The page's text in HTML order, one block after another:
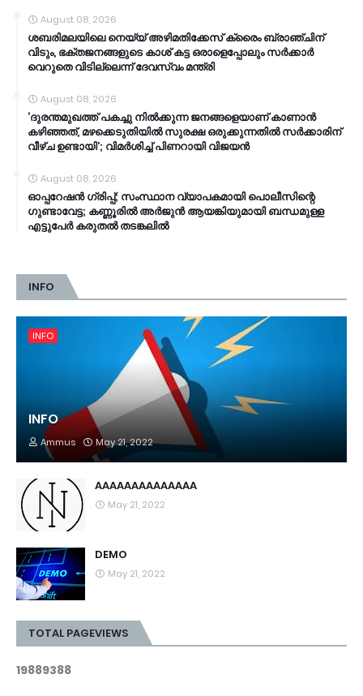
August 08, 2026
ശബരിമലയിലെ നെയ്യ് അഴിമതിക്കേസ് ക്രൈം ബ്രാഞ്ചിന്
വിടും, ഭക്തജനങ്ങളുടെ കാശ് കട്ട ഒരാളെപ്പോലും സർക്കാർ
വെറുതെ വിടില്ലെന്ന് ദേവസ്വം മന്ത്രി
August 08, 2026
‘ദുരന്തമുഖത്ത് പകച്ചു നിൽക്കുന്ന ജനങ്ങളെയാണ് കാണാൻ
കഴിഞ്ഞത്, മഴക്കെടുതിയിൽ സുരക്ഷ ഒരുക്കുന്നതിൽ സർക്കാരിന്
വീഴ്ച ഉണ്ടായി’; വിമർശിച്ച് പിണറായി വിജയൻ
August 08, 2026
ഓപ്പറേഷൻ ​ഗ്രിപ്പ്; സംസ്ഥാന വ്യാപകമായി പൊലീസിന്റെ ​
ഗുണ്ടാവേട്ട; കണ്ണൂരിൽ അർജുൻ ആയങ്കിയുമായി ബന്ധമുള്ള
എട്ടുപേർ കരുതൽ തടങ്കലിൽ
INFO
INFO
INFO
Ammus May 21, 2022
AAAAAAAAAAAAAA
May 21, 2022
DEMO
May 21, 2022
TOTAL PAGEVIEWS
19889388